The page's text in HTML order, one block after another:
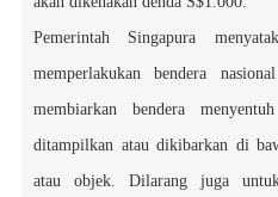
Pemerintah Singapura
memperlakukan bendera
membiarkan bendera
ditampilkan atau dikibarkan di
atau objek. Dilarang juga